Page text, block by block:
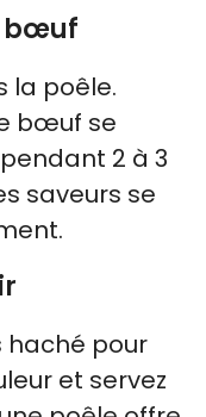
bœuf
la poêle.
bœuf se
2 à 3
saveurs se
haché pour
et servez